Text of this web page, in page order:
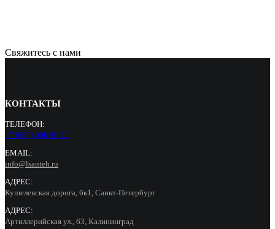
Свяжитесь с нами
КОНТАКТЫ
ТЕЛЕФОН:
+7 (965) 000 90 55
EMAIL:
info@lsanteh.ru
АДРЕС:
Кушелевская дорога, 6к1, Санкт-Петербург
АДРЕС:
Артиллерийская ул., 63, Калининград